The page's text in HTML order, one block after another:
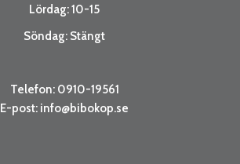
Lördag: 10-15
Söndag: Stängt
Telefon: 0910-19561
E-post: info@bibokop.se